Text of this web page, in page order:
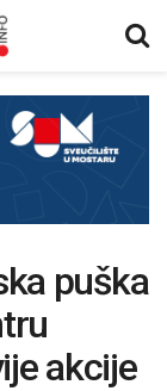
puška
akcije